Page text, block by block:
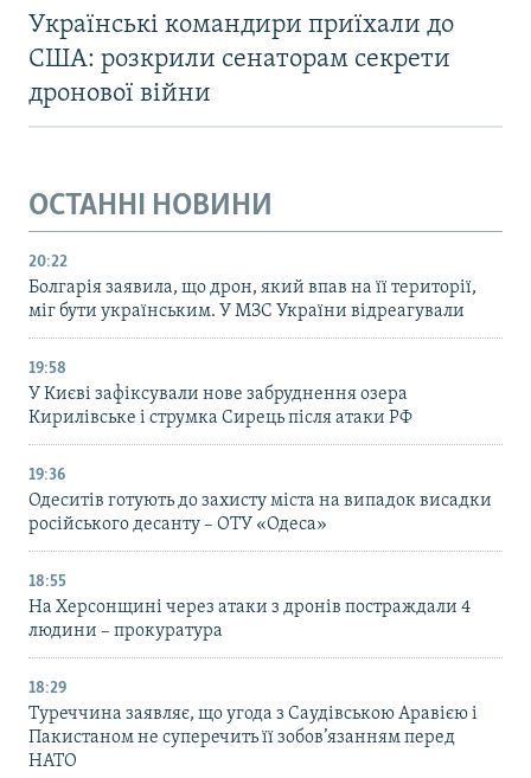
Українські командири приїхали до
США: розкрили сенаторам секрети
дронової війни
ОСТАННІ НОВИНИ
20:22
Болгарія заявила, що дрон, який впав на її території,
міг бути українським. У МЗС України відреагували
19:58
У Києві зафіксували нове забруднення озера
Кирилівське і струмка Сирець після атаки РФ
19:36
Одеситів готують до захисту міста на випадок висадки
російського десанту – ОТУ «Одеса»
18:55
На Херсонщині через атаки з дронів постраждали 4
людини – прокуратура
18:29
Туреччина заявляє, що угода з Саудівською Аравією і
Пакистаном не суперечить її зобов’язанням перед
НАТО